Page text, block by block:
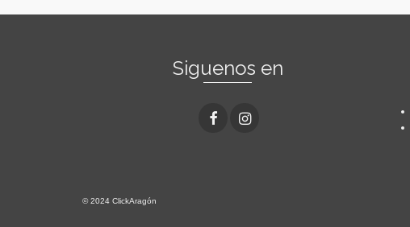
Siguenos en
© 2024 ClickAragón